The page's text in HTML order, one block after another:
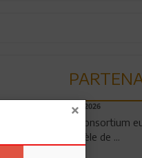
06.08.2026
Un consortium
modèle de ...